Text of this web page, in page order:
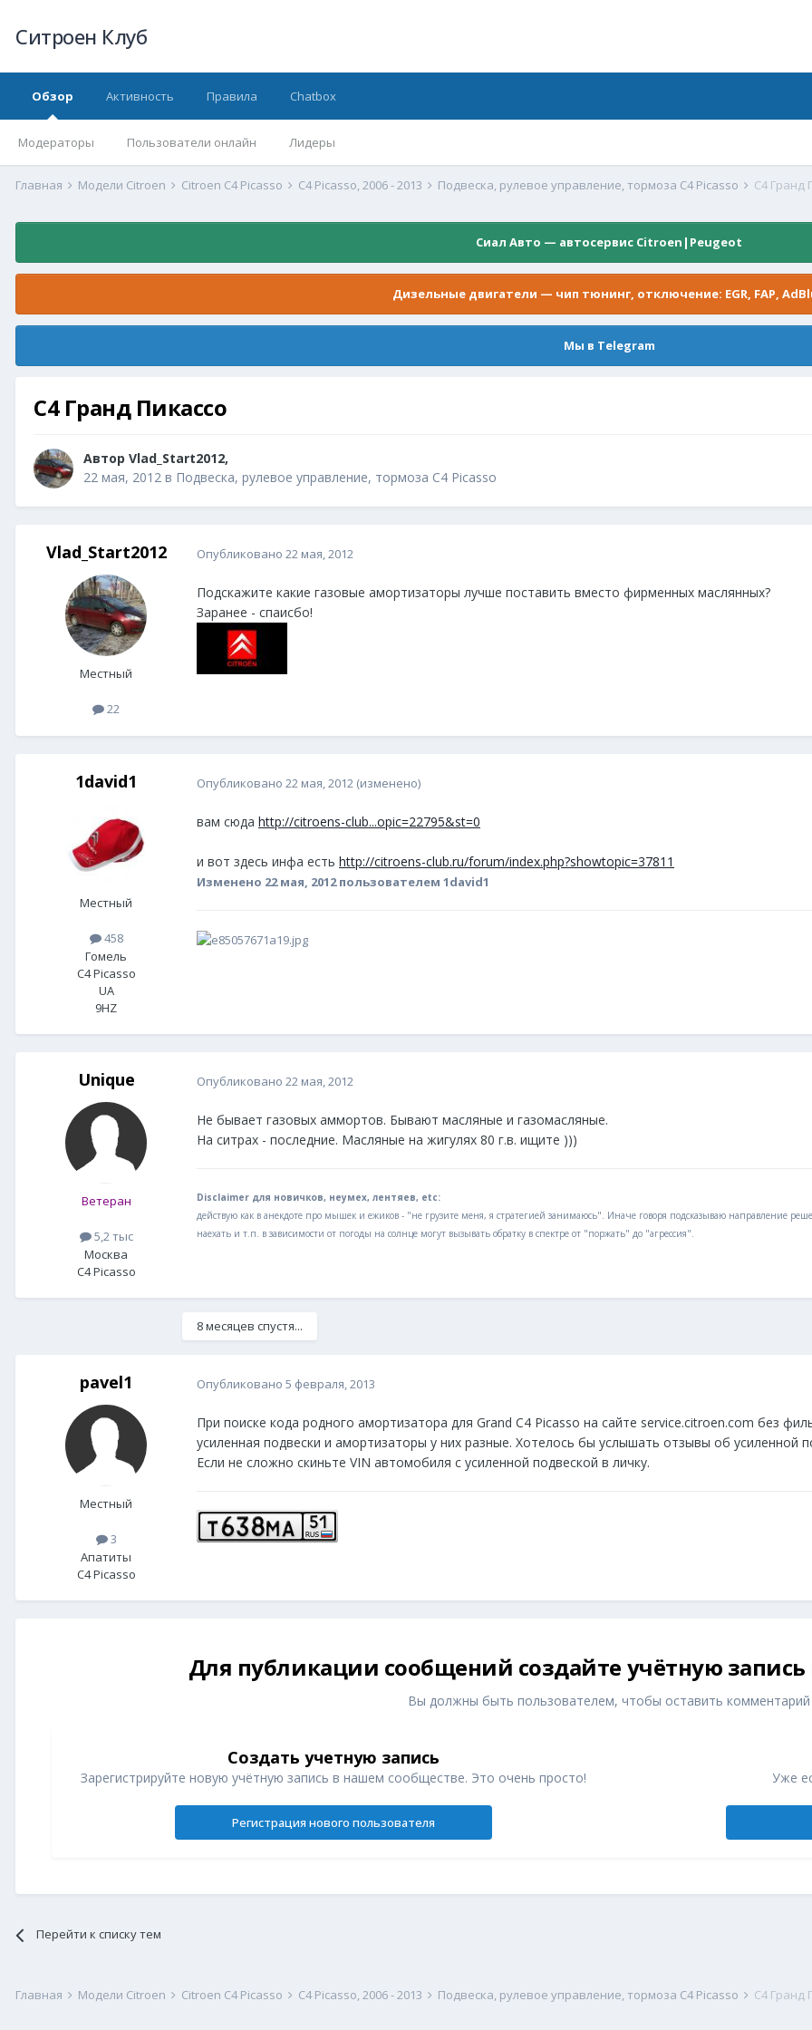
Ситроен Клуб
Обзор
Модераторы Пользователи онлайн Лидеры
Активность Правила Chatbox
Главная Модели Citroen Citroen C4 Picasso C4 Picasso, 2006 - 2013 Подвеска, рулевое управление, тормоза C4 Picasso C4 Гранд
Сиал Авто — автосервис Citroen|Peugeot
Дизельные двигатели — чип тюнинг, отключение: EGR, FAP,
Мы в Telegram
C4 Гранд Пикассо
Автор Vlad_Start2012,
22 мая, 2012 в Подвеска, рулевое управление, тормоза C4 Picasso
Vlad_Start2012
Местный
22
Опубликовано 22 мая, 2012
Подскажите какие газовые амортизаторы лучше поставить вместо фирменных маслянных?
Заранее - спаисбо!
1david1
Местный
458
Гомель
C4 Picasso
UA
9HZ
Опубликовано 22 мая, 2012 (изменено)
вам сюда http://citroens-club...opic=22795&st=0
и вот здесь инфа есть http://citroens-club.ru/forum/index.php?showtopic=37811
Изменено 22 мая, 2012пользователем 1david1
Unique
Ветеран
5,2 тыс
Москва
C4 Picasso
Опубликовано 22 мая, 2012
Не бывает газовых аммортов. Бывают масляные и газомасляные.
На ситрах - последние. Масляные на жигулях 80 г.в. ищите )))
Disclaimer для новичков, неумех, лентяев, etc:
действую как в анекдоте про мышек и ежиков - "не грузите меня, я стратегией занимаюсь". Иначе говоря подсказываю направление
наехать и т.п. в зависимости от погоды на солнце могут вызывать обратку в спектре от "поржать" до "агрессия".
8 месяцев спустя...
pavel1
Местный
3
Апатиты
C4 Picasso
Опубликовано 5 февраля, 2013
При поиске кода родного амортизатора для Grand C4 Picasso на сайте service.citroen.com без
усиленная подвески и амортизаторы у них разные. Хотелось бы услышать отзывы об усиленной
Если не сложно скиньте VIN автомобиля с усиленной подвеской в личку.
Для публикации сообщений создайте учётную запись
Вы должны быть пользователем, чтобы оставить комментарий
Создать учетную запись
Зарегистрируйте новую учётную запись в нашем сообществе. Это очень просто!
Регистрация нового пользователя
Уже
Перейти к списку тем
Главная Модели Citroen Citroen C4 Picasso C4 Picasso, 2006 - 2013 Подвеска, рулевое управление, тормоза C4 Picasso C4 Гранд